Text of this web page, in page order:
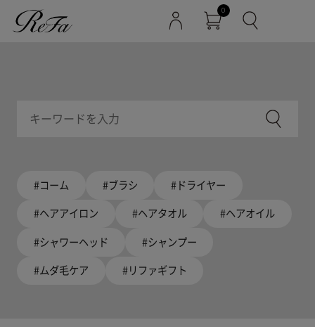
0
#コーム #ブラシ #ドライヤー
#ヘアアイロン #ヘアタオル #ヘアオイル
#シャワーヘッド #シャンプー
#ムダ毛ケア #リファギフト